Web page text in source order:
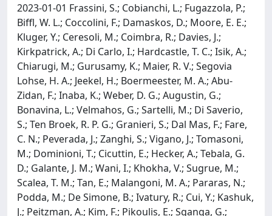
2023-01-01 Frassini, S.; Cobianchi, L.; Fugazzola, P.;
Biffl, W. L.; Coccolini, F.; Damaskos, D.; Moore, E. E.;
Kluger, Y.; Ceresoli, M.; Coimbra, R.; Davies, J.;
Kirkpatrick, A.; Di Carlo, I.; Hardcastle, T. C.; Isik, A.;
Chiarugi, M.; Gurusamy, K.; Maier, R. V.; Segovia
Lohse, H. A.; Jeekel, H.; Boermeester, M. A.; Abu-
Zidan, F.; Inaba, K.; Weber, D. G.; Augustin, G.;
Bonavina, L.; Velmahos, G.; Sartelli, M.; Di Saverio,
S.; Ten Broek, R. P. G.; Granieri, S.; Dal Mas, F.; Fare,
C. N.; Peverada, J.; Zanghi, S.; Vigano, J.; Tomasoni,
M.; Dominioni, T.; Cicuttin, E.; Hecker, A.; Tebala, G.
D.; Galante, J. M.; Wani, I.; Khokha, V.; Sugrue, M.;
Scalea, T. M.; Tan, E.; Malangoni, M. A.; Pararas, N.;
Podda, M.; De Simone, B.; Ivatury, R.; Cui, Y.; Kashuk,
J.; Peitzman, A.; Kim, F.; Pikoulis, E.; Sganga, G.;